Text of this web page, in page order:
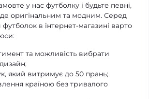
у нас футболку і будьте певні,
оригінальним та модним. Серед
в інтернет-магазині варто
та можливість вибрати
який витримує до 50 прань;
країною без тривалого